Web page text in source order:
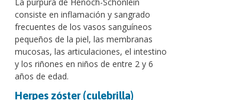
consiste en inflamación y sangrado
frecuentes de los vasos sanguíneos
pequeños de la piel, las membranas
mucosas, las articulaciones, el intestino
y los riñones en niños de entre 2 y 6
años de edad.
Herpes zóster (culebrilla)